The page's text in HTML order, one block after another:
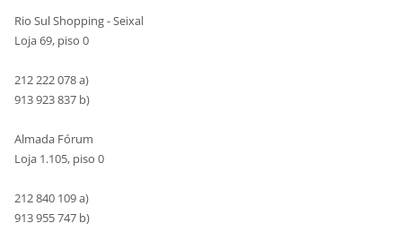
Rio Sul Shopping - Seixal
Loja 69, piso 0
212 222 078 a)
913 923 837 b)
Almada Fórum
Loja 1.105, piso 0
212 840 109 a)
913 955 747 b)